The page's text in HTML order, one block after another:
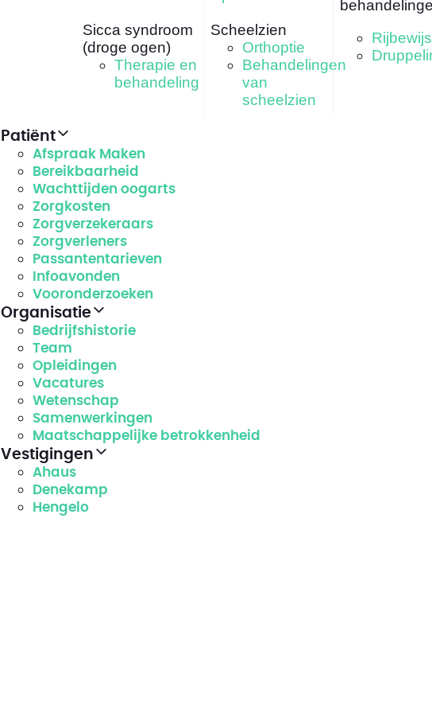
Sicca syndroom
(droge ogen)
Therapie en
behandeling
Scheelzien
Orthoptie
Behandelingen
van
scheelzien
Patiënt
Afspraak Maken
Bereikbaarheid
Wachttijden oogarts
Zorgkosten
Zorgverzekeraars
Zorgverleners
Passantentarieven
Infoavonden
Vooronderzoeken
Organisatie
Bedrijfshistorie
Team
Opleidingen
Vacatures
Wetenschap
Samenwerkingen
Maatschappelijke betrokkenheid
Vestigingen
Ahaus
Denekamp
Hengelo